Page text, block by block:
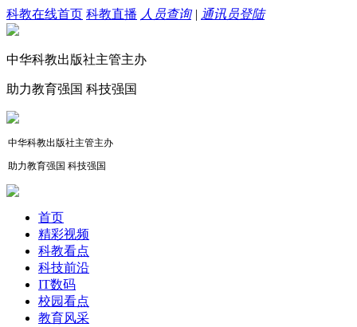
科教在线首页 科教直播 人员查询| 通讯员登陆
中华科教出版社主管主办
助力教育强国 科技强国
中华科教出版社主管主办
助力教育强国 科技强国
首页
精彩视频
科教看点
科技前沿
IT数码
校园看点
教育风采